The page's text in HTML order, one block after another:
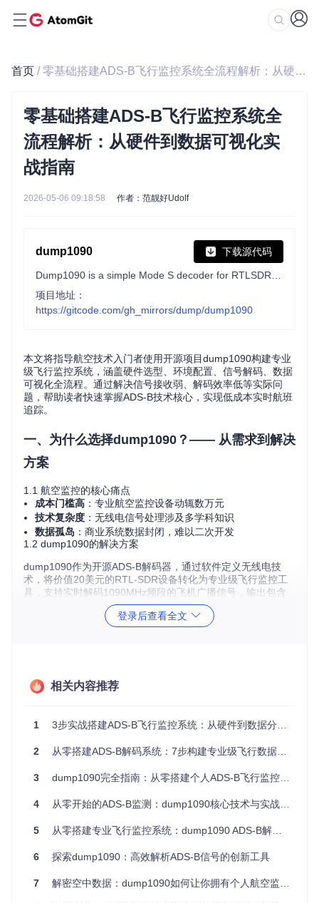
首页 / 零基础搭建ADS-B飞行监控系统全流程解析：从硬件到数据可视化实战指南
零基础搭建ADS-B飞行监控系统全
流程解析：从硬件到数据可视化实
战指南
2026-05-06 09:18:58 作者：范靓好Udolf
dump1090 下载源代码
项目地址：
https://gitcode.com/gh_mirrors/dump/dump1090
本文将指导航空技术入门者使用开源项目dump1090构建专业
级飞行监控系统，涵盖硬件选型、环境配置、信号解码、数据
可视化全流程。通过解决信号接收弱、解码效率低等实际问
题，帮助读者快速掌握ADS-B技术核心，实现低成本实时航班
追踪。
一、为什么选择dump1090？—— 从需求到解决
方案
1.1 航空监控的核心痛点
成本门槛高 ：专业航空监控设备动辄数万元
技术复杂度 ：无线电信号处理涉及多学科知识
数据孤岛 ：商业系统数据封闭，难以二次开发
1.2 dump1090的解决方案
dump1090作为开源ADS-B解码器，通过软件定义无线电技
术，将价值20美元的RTL-SDR设备转化为专业级飞行监控工
具，支持实时解码1090MHz频段的飞机广播信号，输出包含
航班号、高度、速度、经纬度等关键数据。
1.3 痛点解决：低成本高性价比方案
入门方
案
$30-50
案
00
m
项目
专业方
案
$1000+ 300km+
航空数据分析、企业
应用
SDR接收器：RTL-SDR（推荐RTL2832U芯片）
连接线：50Ω同轴电缆（RG-58或RG-316）
AM）
登录后查看全文
相关内容推荐
1 3步实战搭建ADS-B飞行监控系统：从硬件到数据分析全流程指南
2 从零搭建ADS-B解码系统：7步构建专业级飞行数据监控平台
3 dump1090完全指南：从零搭建个人ADS-B飞行监控系统
4 从零开始的ADS-B监测：dump1090核心技术与实战指南
5 从零搭建专业飞行监控系统：dump1090 ADS-B解码实战秘籍
6 探索dump1090：高效解析ADS-B信号的创新工具
7 解密空中数据：dump1090如何让你拥有个人航空监测站